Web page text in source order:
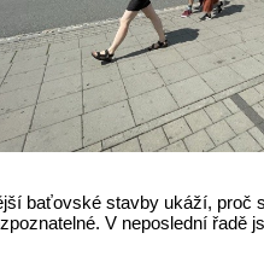
baťovské stavby ukáží, proč
V neposlední řadě